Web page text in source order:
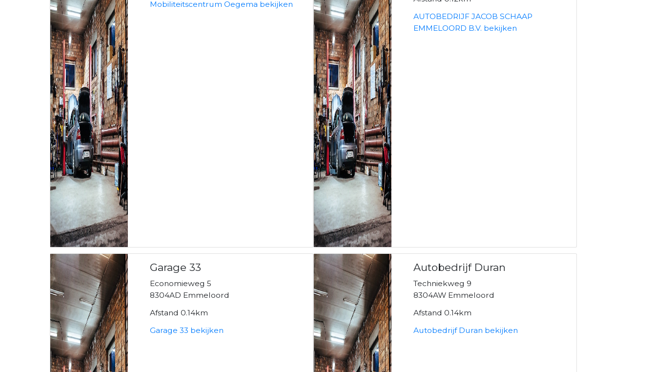
Mobiliteitscentrum Oegema bekijken
AUTOBEDRIJF JACOB SCHAAP
EMMELOORD B.V. bekijken
Garage 33
Economieweg 5
8304AD Emmeloord
Afstand 0.14km
Garage 33 bekijken
Autobedrijf Duran
Techniekweg 9
8304AW Emmeloord
Afstand 0.14km
Autobedrijf Duran bekijken